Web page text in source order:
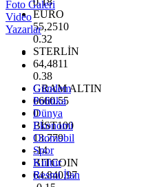
EURO
55,2510
0.32
STERLİN
64,4811
0.38
GRAM ALTIN
6660.55
0
BİST100
13.779
-14
BITCOIN
64.840,97
Foto Galeri
Video
Yazarlar
Gündem
Politika
Dünya
Ekonomi
Otomobil
Spor
Kültür
Resmi İlan